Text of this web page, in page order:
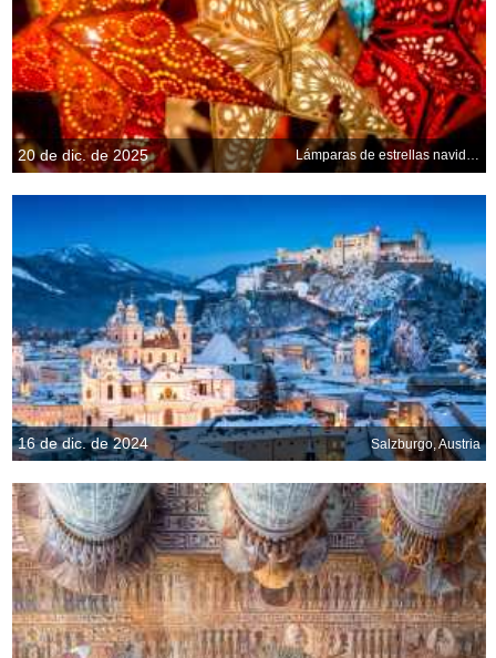
20 de dic. de 2025 Lámparas de estrellas navideñas de papel, Alemania
16 de dic. de 2024 Salzburgo, Austria